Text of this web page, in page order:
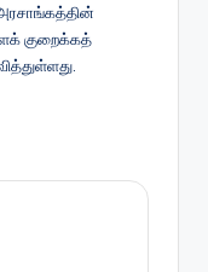
குறைக்கத்